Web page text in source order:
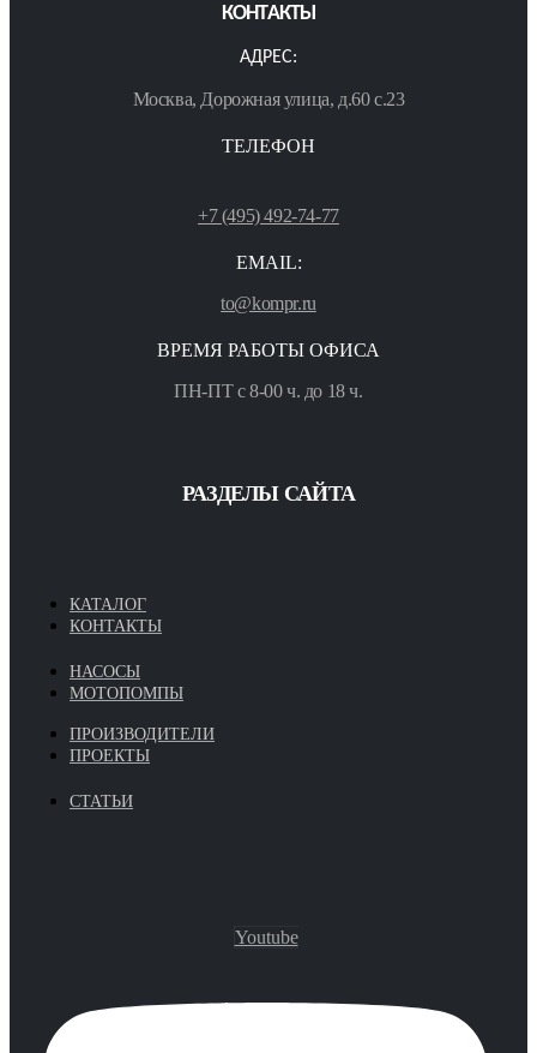
КОНТАКТЫ
АДРЕС:
Москва, Дорожная улица, д.60 с.23
ТЕЛЕФОН
+7 (495) 492-74-77
EMAIL:
to@kompr.ru
ВРЕМЯ РАБОТЫ ОФИСА
ПН-ПТ с 8-00 ч. до 18 ч.
РАЗДЕЛЫ САЙТА
КАТАЛОГ
КОНТАКТЫ
НАСОСЫ
МОТОПОМПЫ
ПРОИЗВОДИТЕЛИ
ПРОЕКТЫ
СТАТЬИ
Youtube